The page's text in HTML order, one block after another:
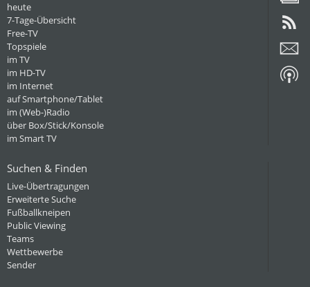
heute
7-Tage-Übersicht
Free-TV
Topspiele
im TV
im HD-TV
im Internet
auf Smartphone/Tablet
im (Web-)Radio
über Box/Stick/Konsole
im Smart TV
Suchen & Finden
Live-Übertragungen
Erweiterte Suche
Fußballkneipen
Public Viewing
Teams
Wettbewerbe
Sender